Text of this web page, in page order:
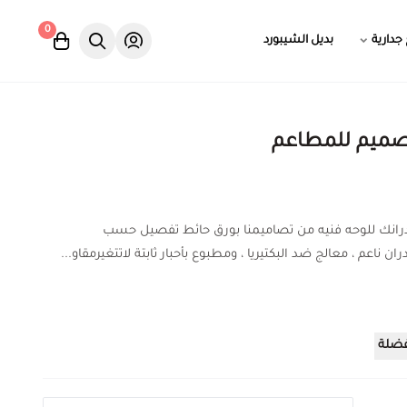
جدارية بديل الشيبورد
0
للمطاعم
للوحه فنيه من تصاميمنا بورق حائط تفصيل حسب
ناعم ، معالج ضد البكتيريا ، ومطبوع بأحبار ثابتة لاتتغيرمقاو...